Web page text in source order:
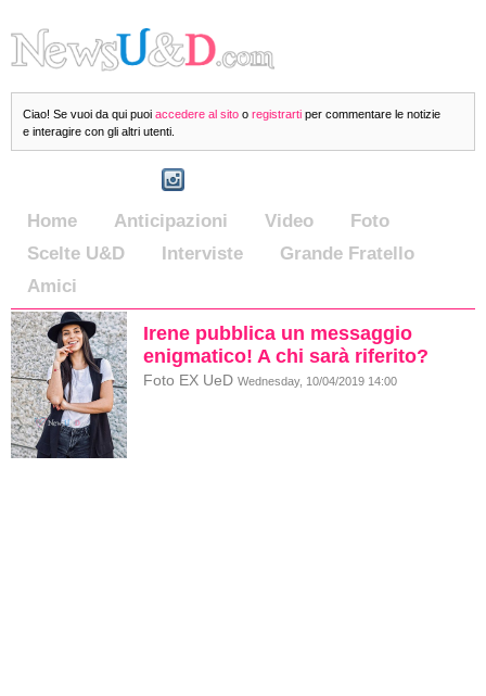
Ciao! Se vuoi da qui puoi accedere al sito o registrarti per commentare le notizie
e interagire con gli altri utenti.
Home Anticipazioni Video
Foto
Scelte U&D
Interviste
Grande Fratello
Amici
Irene pubblica un messaggio
enigmatico! A chi sarà riferito?
Foto EX UeD Wednesday, 10/04/2019 14:00